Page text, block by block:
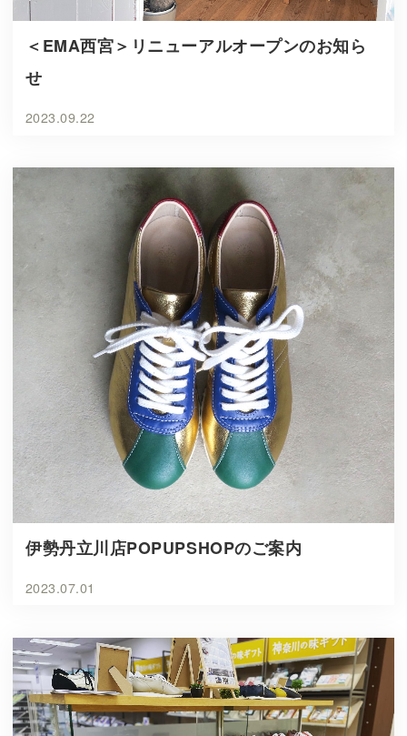
＜EMA西宮＞リニューアルオープンのお知ら
せ
2023.09.22
伊勢丹立川店POPUPSHOPのご案内
2023.07.01